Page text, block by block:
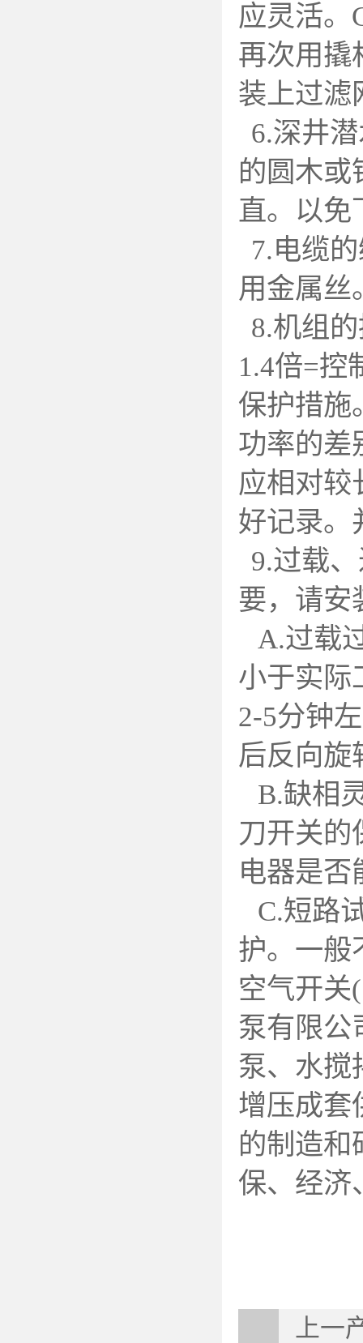
应灵活。
再次用撬
装上过滤
6.深井
的圆木或
直。以免
7.电缆
用金属丝
8.机组
1.4倍=控
保护措施
功率的差
应相对较
好记录。
9.过载
要，请安
A.过载
小于实际
2-5分钟
后反向旋
B.缺相
刀开关的
电器是否
C.短路
护。一般
空气开关
泵有限公
泵、水搅
增压成套
的制造和
保、经济
上一